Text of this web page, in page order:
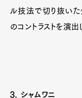
ル技法で切り抜い
のコントラストを演出
3. シャムワニ